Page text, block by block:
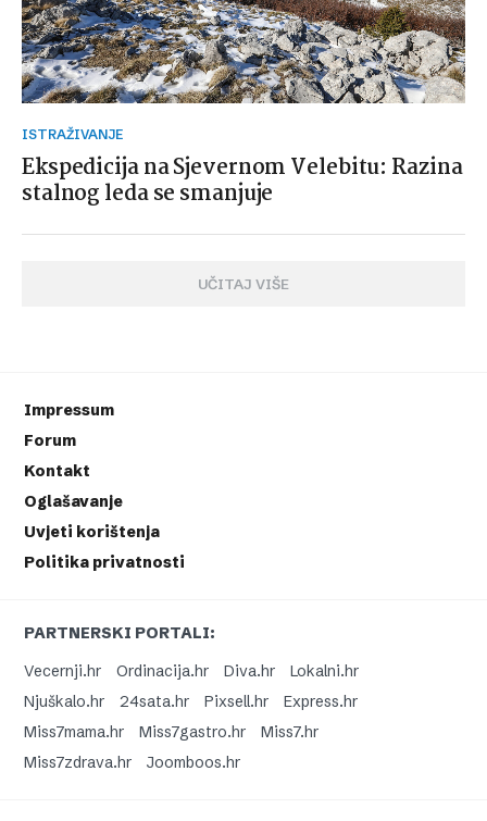
ISTRAŽIVANJE
Ekspedicija na Sjevernom Velebitu: Razina
stalnog leda se smanjuje
UČITAJ VIŠE
Impressum
Forum
Kontakt
Oglašavanje
Uvjeti korištenja
Politika privatnosti
PARTNERSKI PORTALI:
Vecernji.hr
Ordinacija.hr Diva.hr
Lokalni.hr
Njuškalo.hr
24sata.hr Pixsell.hr
Express.hr
Miss7mama.hr
Miss7gastro.hr
Miss7.hr
Miss7zdrava.hr
Joomboos.hr